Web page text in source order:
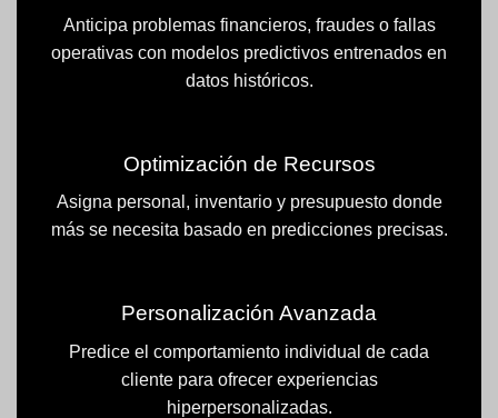
Anticipa problemas financieros, fraudes o fallas
operativas con modelos predictivos entrenados en
datos históricos.
Optimización de Recursos
Asigna personal, inventario y presupuesto donde
más se necesita basado en predicciones precisas.
Personalización Avanzada
Predice el comportamiento individual de cada
cliente para ofrecer experiencias
hiperpersonalizadas.